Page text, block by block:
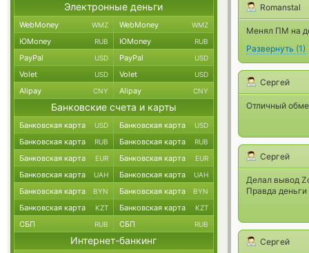
Romanstal
Менял ПМ на
Развернуть (1)
Сергей
Отличный
Сергей
Делал вывод
Правда
Сергей
Электронные деньги
WebMoney WMZ WebMoney WMZ
ЮMoney RUB ЮMoney RUB
PayPal USD PayPal USD
Volet USD Volet USD
Alipay CNY Alipay CNY
Банковские счета и карты
Банковская карта USD Банковская карта USD
Банковская карта RUB Банковская карта RUB
Банковская карта EUR Банковская карта EUR
Банковская карта UAH Банковская карта UAH
Банковская карта BYN Банковская карта BYN
Банковская карта KZT Банковская карта KZT
СБП RUB СБП RUB
Интернет-банкинг